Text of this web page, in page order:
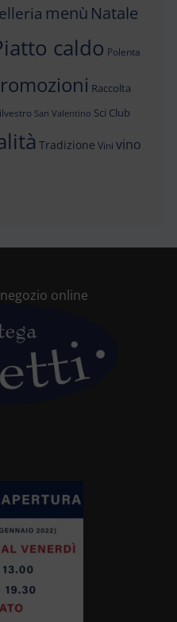
menù Natale
caldo Polenta
Raccolta
San Valentino Sci Club
Tradizione Vini vino
online